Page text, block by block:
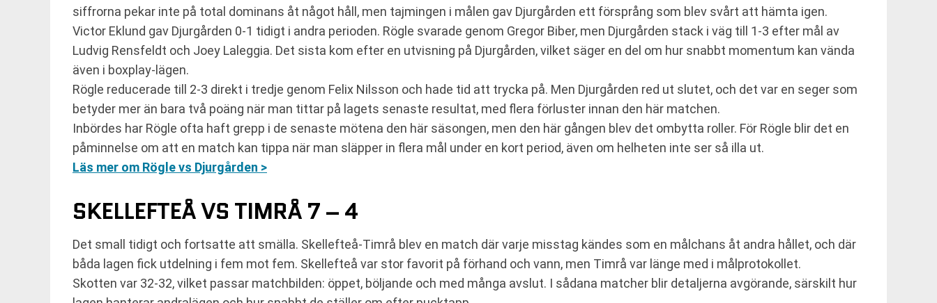
siffrorna pekar inte på total dominans åt något håll, men tajmingen i målen gav Djurgården ett försprång som blev svårt att hämta igen.
Victor Eklund gav Djurgården 0-1 tidigt i andra perioden. Rögle svarade genom Gregor Biber, men Djurgården stack i väg till 1-3 efter mål av
Ludvig Rensfeldt och Joey Laleggia. Det sista kom efter en utvisning på Djurgården, vilket säger en del om hur snabbt momentum kan vända
även i boxplay-lägen.
Rögle reducerade till 2-3 direkt i tredje genom Felix Nilsson och hade tid att trycka på. Men Djurgården red ut slutet, och det var en seger som
betyder mer än bara två poäng när man tittar på lagets senaste resultat, med flera förluster innan den här matchen.
Inbördes har Rögle ofta haft grepp i de senaste mötena den här säsongen, men den här gången blev det ombytta roller. För Rögle blir det en
påminnelse om att en match kan tippa när man släpper in flera mål under en kort period, även om helheten inte ser så illa ut.
Läs mer om Rögle vs Djurgården >
SKELLEFTEÅ VS TIMRÅ 7 – 4
Det small tidigt och fortsatte att smälla. Skellefteå-Timrå blev en match där varje misstag kändes som en målchans åt andra hållet, och där
båda lagen fick utdelning i fem mot fem. Skellefteå var stor favorit på förhand och vann, men Timrå var länge med i målprotokollet.
Skotten var 32-32, vilket passar matchbilden: öppet, böljande och med många avslut. I sådana matcher blir detaljerna avgörande, särskilt hur